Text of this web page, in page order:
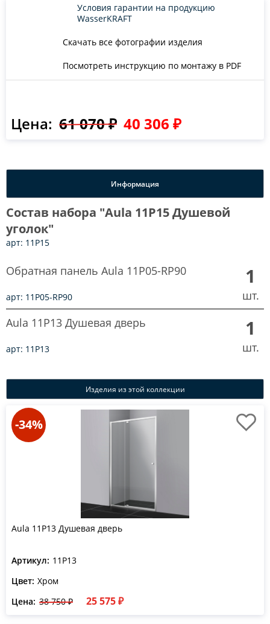
Скачать все фотографии изделия
Посмотреть инструкцию по монтажу в PDF
Условия гарантии на продукцию
WasserKRAFT
Цена: 61 070 ₽ 40 306 ₽
Информация
Состав набора "Aula 11P15 Душевой
уголок"
арт: 11P15
Обратная панель Aula 11P05-RP90
арт: 11P05-RP90
1
шт.
Aula 11P13 Душевая дверь
арт: 11P13
1
шт.
Изделия из этой коллекции
-34%
Aula 11P13 Душевая дверь
Артикул: 11P13
Цвет: Хром
Цена: 38 750 ₽ 25 575 ₽